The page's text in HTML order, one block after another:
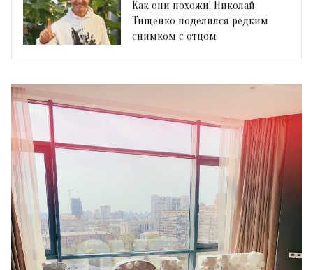
Как они похожи! Николай
Тищенко поделился редким
снимком с отцом